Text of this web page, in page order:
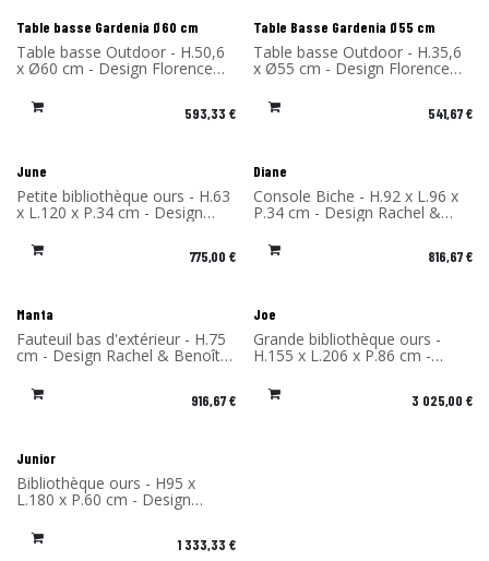
Table basse Gardenia Ø60 cm
Table basse Outdoor - H.50,6
x Ø60 cm - Design Florence
Bourel - Matériau: Stratifié
massif - Fabriqué en France
593,33 €
Table Basse Gardenia Ø55 cm
Table basse Outdoor - H.35,6
x Ø55 cm - Design Florence
Bourel - Matériau: Stratifié
massif - Fabriqué en France
541,67€
June
Petite bibliothèque ours - H.63
x L.120 x P.34 cm - Design
Rachel & Benoît Convers -
Matériau: Stratifié massif -
Fabriqué en France 775,00 €
Diane
Console Biche - H.92 x L.96 x
P.34 cm - Design Rachel &
Benoît Convers - Matériau:
Stratifié massif - Fabriqué en
France 816,67€
Manta
Fauteuil bas d'extérieur - H.75
cm - Design Rachel & Benoît
Convers - Matériau: Stratifié
massif - Fabriqué en France
916,67€
Joe
Grande bibliothèque ours -
H.155 x L.206 x P.86 cm -
Convers - Matériau: Stratifié
massif - Fabriqué en France
3 025,00 €
Junior
Bibliothèque ours - H95 x
L.180 x P.60 cm - Design
Rachel & Benoît Convers -
Matériau: Stratifié massif -
Fabriqué en France 1 333,33 €